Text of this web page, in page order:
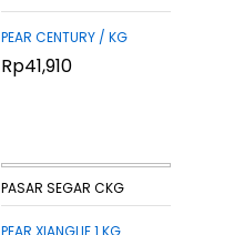
PEAR CENTURY / KG
Rp41,910
Rp41,910
PASAR SEGAR CKG